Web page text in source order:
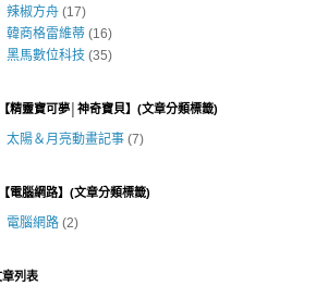
辣椒方舟 (17)
韓商格雷維蒂 (16)
黑馬數位科技 (35)
精靈寶可夢│神奇寶貝】(文章分類標籤)
太陽＆月亮動畫記事 (7)
電腦網路】(文章分類標籤)
電腦網路 (2)
章列表